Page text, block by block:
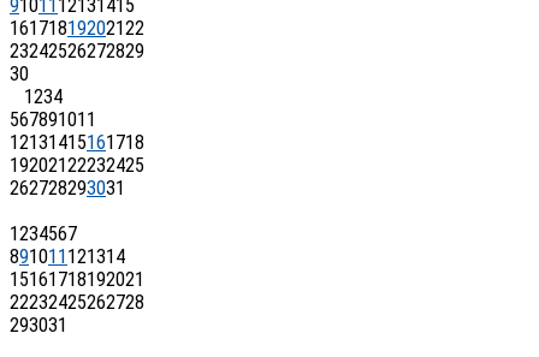
91011 12131415
16171819202122
23242526272829
30
1234
567891011
12131415161718
19202122232425
262728293031
1234567
891011121314
15161718192021
22232425262728
293031